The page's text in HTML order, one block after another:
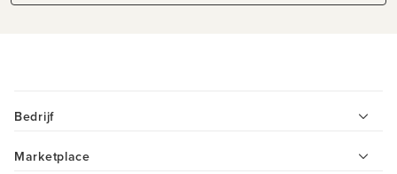
Bedrijf
Marketplace